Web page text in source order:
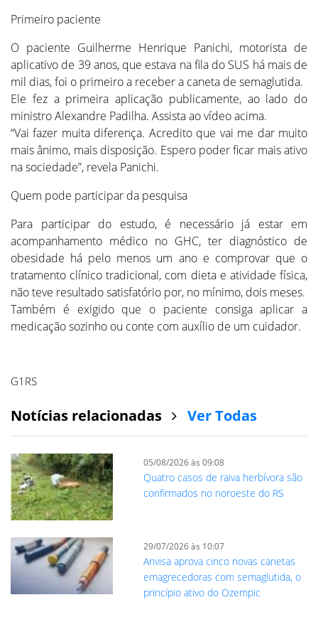
Primeiro paciente
O paciente Guilherme Henrique Panichi, motorista de
aplicativo de 39 anos, que estava na fila do SUS há mais de
mil dias, foi o primeiro a receber a caneta de semaglutida.
Ele fez a primeira aplicação publicamente, ao lado do
ministro Alexandre Padilha. Assista ao vídeo acima.
“Vai fazer muita diferença. Acredito que vai me dar muito
mais ânimo, mais disposição. Espero poder ficar mais ativo
na sociedade”, revela Panichi.
Quem pode participar da pesquisa
Para participar do estudo, é necessário já estar em
acompanhamento médico no GHC, ter diagnóstico de
obesidade há pelo menos um ano e comprovar que o
tratamento clínico tradicional, com dieta e atividade física,
não teve resultado satisfatório por, no mínimo, dois meses.
Também é exigido que o paciente consiga aplicar a
medicação sozinho ou conte com auxílio de um cuidador.
G1RS
Notícias relacionadas Ver Todas
05/08/2026 às 09:08
Quatro casos de raiva herbívora são
confirmados no noroeste do RS
29/07/2026 às 10:07
Anvisa aprova cinco novas canetas
emagrecedoras com semaglutida, o
princípio ativo do Ozempic